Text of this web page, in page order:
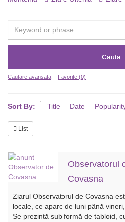
Cauta
Cautare avansata Favorite (0)
Sort By: Title Date
List
Observatorul
Covasna
Ziarul Observatorul de Covasna
locale, ce apare de luni până
Se prezintă sub formă de tabloid,